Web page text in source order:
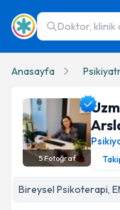
Doktor, klinik
Anasayfa
Uzm. Dr. Yaprak
5Fotoğraf
Bireysel Psikoterapi,